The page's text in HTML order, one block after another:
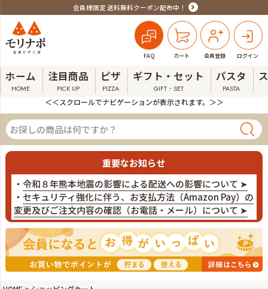
会員様限定 送料無料クーポン配布中！
FAQ カート 会員登録 ログイン
ホーム
HOME
注目商品
PICK UP
ピザ
PIZZA
ギフト・セット
GIFT・SET
パスタ
PASTA
＜＜スクロールでナビゲーションが表示されます。＞＞
重要なお知らせ
・ 令和８年熊本地震の影響による配送への影響について ➤
・ セキュリティ強化に伴う、お支払方法（Amazon Pay）の
変更及びご注文内容の確認（お電話・メール）について ➤